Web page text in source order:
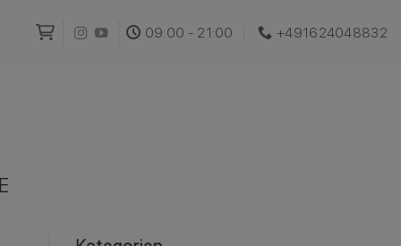
09:00 - 21:00 +491624048832‬